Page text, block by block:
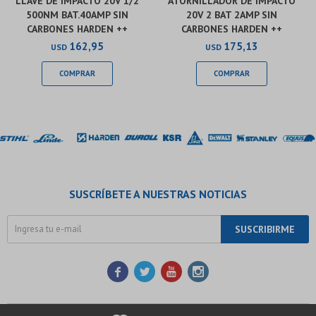
500NM BAT.40AMP SIN
CARBONES HARDEN ++
USD 162,95
20V 2 BAT 2AMP SIN
CARBONES HARDEN ++
USD 175,13
SUSCRÍBETE A NUESTRAS NOTICIAS
SUSCRIBIRME
   